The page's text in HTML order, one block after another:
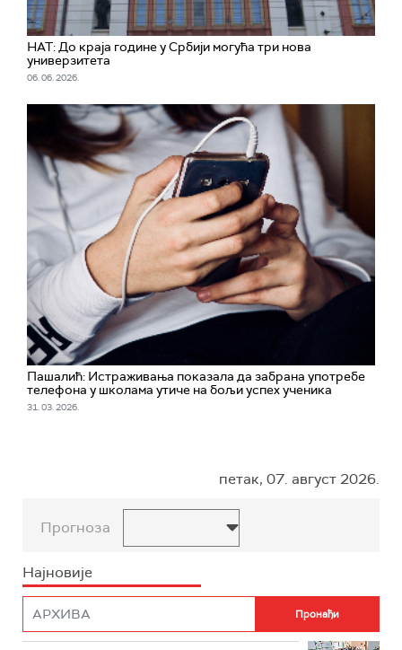
НАТ: До краја године у Србији могућа три нова
универзитета
06. 06. 2026.
Пашалић: Истраживања показала да забрана употребе
телефона у школама утиче на бољи успех ученика
31. 03. 2026.
петак, 07. август 2026.
Прогноза
Најновије